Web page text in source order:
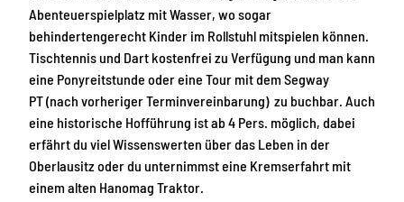
n
s
i
c
h
t
r
i
e
n
w
o
h
n
u
g
2
P
e
r
s
o
n
Abenteuerspielplatz mit Wasser, wo sogar
behindertengerecht Kinder im Rollstuhl mitspielen können.
Tischtennis und Dart kostenfrei zu Verfügung und man kann
eine Ponyreitstunde oder eine Tour mit dem Segway
PT (nach vorheriger Terminvereinbarung) zu buchbar. Auch
eine historische Hofführung ist ab 4 Pers. möglich, dabei
erfährt du viel Wissenswerten über das Leben in der
Oberlausitz oder du unternimmst eine Kremserfahrt mit
einem alten Hanomag Traktor.